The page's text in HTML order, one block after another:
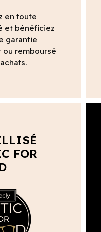
en toute
et bénéficiez
garantie
ou remboursé
FOR